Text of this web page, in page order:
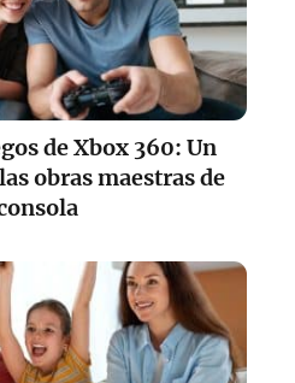
de Xbox 360: Un
obras maestras de